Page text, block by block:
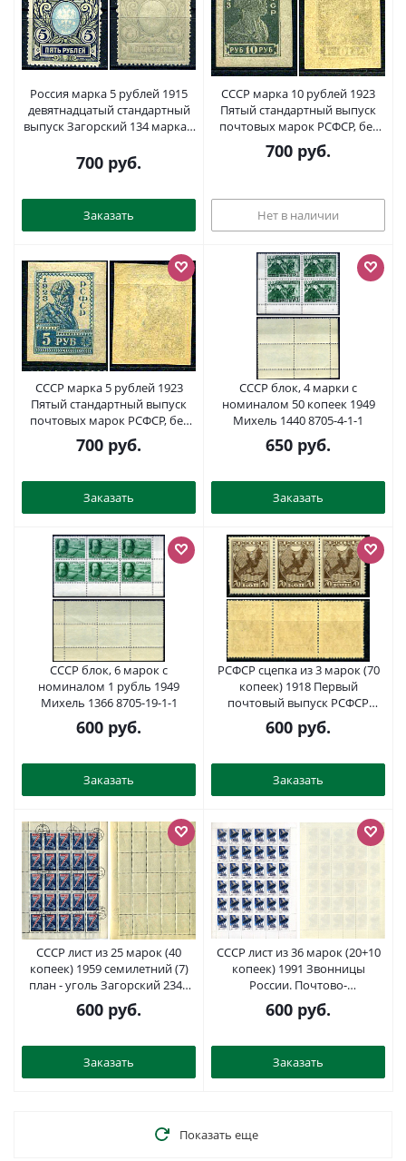
Россия марка 5 рублей 1915
девятнадцатый стандартный
выпуск Загорский 134 марка с
следов наклейки (чистая) 8707-
6-5-4
700 руб.
Заказать
СССР марка 10 рублей 1923
Пятый стандартный выпуск
почтовых марок РСФСР, без
перфорации Загорский RSF
0112 марка с оригинальным
700 руб.
Нет в наличии
СССР марка 5 рублей 1923
Пятый стандартный выпуск
почтовых марок РСФСР, без
перфорации Загорский RSF
0111 марка с оригинальным
(чистая) 8699-4-5-1
700 руб.
Заказать
СССР блок, 4 марки с
номиналом 50 копеек 1949
Михель 1440 8705-4-1-1
650 руб.
Заказать
СССР блок, 6 марок с
номиналом 1 рубль 1949
Михель 1366 8705-19-1-1
600 руб.
Заказать
РСФСР сцепка из 3 марок (70
копеек) 1918 Первый
почтовый выпуск РСФСР
Загорский RSF 2 марка с
оригинальным клеем, без
3-2-2
600 руб.
Заказать
СССР лист из 25 марок (40
копеек) 1959 семилетний (7)
план - уголь Загорский 2349
почтовое гашение 8705-40-1-2
600 руб.
Заказать
СССР лист из 36 марок (20+10
копеек) 1991 Звонницы
России. Почтово-
благотворительный выпуск в
помощь Советскому фонду
6280 бумага 8805-01-1
600 руб.
Заказать
Показать еще